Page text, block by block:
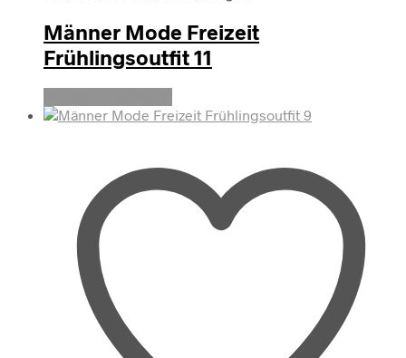
Männer Mode Freizeit
Frühlingsoutfit 11